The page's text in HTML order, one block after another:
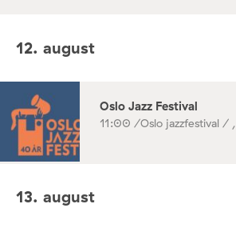
12. august
Oslo Jazz Festival
11:00 /Oslo jazzfestival / ,
13. august